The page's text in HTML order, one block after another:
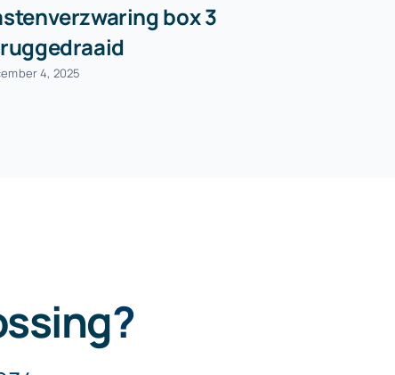
box 3
4, 2025
?